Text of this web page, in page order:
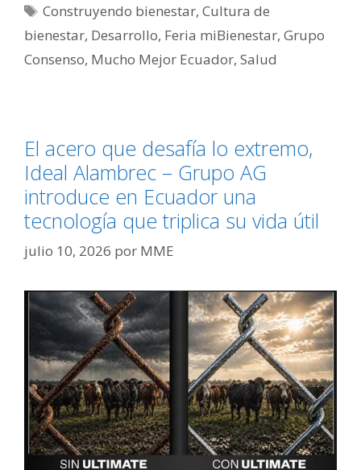
Construyendo bienestar,Cultura de
bienestar, Desarrollo, Feria miBienestar, Grupo
Consenso, Mucho Mejor Ecuador, Salud
El acero que desafía lo extremo,
Ideal Alambrec – Grupo AG
introduce en Ecuador una
tecnología que triplica su vida útil
julio 10, 2026 por MME